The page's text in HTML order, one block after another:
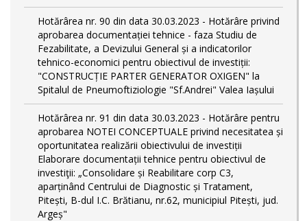
Hotărârea nr. 90 din data 30.03.2023 - Hotărâre privind
aprobarea documentației tehnice - faza Studiu de
Fezabilitate, a Devizului General și a indicatorilor
tehnico-economici pentru obiectivul de investiții:
"CONSTRUCȚIE PARTER GENERATOR OXIGEN" la
Spitalul de Pneumoftiziologie "Sf.Andrei" Valea Iașului
Hotărârea nr. 91 din data 30.03.2023 - Hotărâre pentru
aprobarea NOTEI CONCEPTUALE privind necesitatea și
oportunitatea realizării obiectivului de investiții
Elaborare documentații tehnice pentru obiectivul de
investiţii: „Consolidare și Reabilitare corp C3,
aparținând Centrului de Diagnostic și Tratament,
Pitești, B-dul I.C. Brătianu, nr.62, municipiul Pitești, jud.
Argeș"